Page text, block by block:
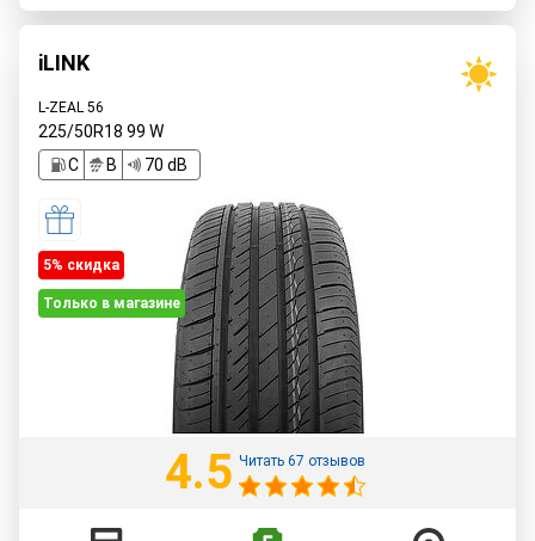
iLINK
L-ZEAL 56
225/50R18 99 W
C
B 70 dB
5% cкидка
Только в магазине
4.5 Читать 67 отзывов